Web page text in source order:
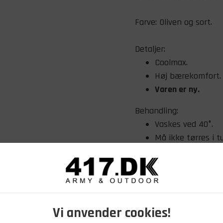
Vi anvender cookies!
Farve: Oliven og sort.
Detaljer:
Coolmax.
Høj bærekomfort.
Varen er ny.
Behandling:
Vaskes ved 40°.
Må ikke tørres i